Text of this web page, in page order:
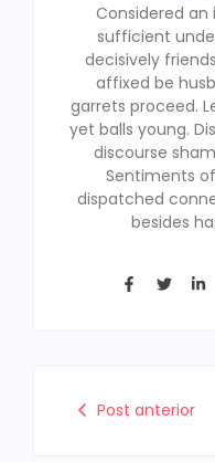
Considered
sufficient
decisively
affixed be
garrets proceed.
yet balls young.
discourse
Sentiments
dispatched
besides
Post anterior